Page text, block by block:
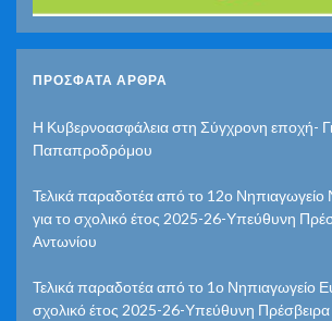
ΠΡΌΣΦΑΤΑ ΆΡΘΡΑ
Η Κυβερνοασφάλεια στη Σύγχρονη εποχή-
Παπαπροδρόμου
Τελικά παραδοτέα από το 12ο Νηπιαγωγείο
για το σχολικό έτος 2025-26-Υπεύθυνη
Αντωνίου
Τελικά παραδοτέα από το 1ο Νηπιαγωγείο
σχολικό έτος 2025-26-Υπεύθυνη